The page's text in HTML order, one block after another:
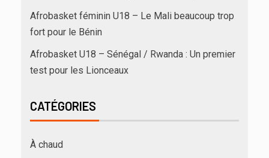
Afrobasket féminin U18 – Le Mali beaucoup trop
fort pour le Bénin
Afrobasket U18 – Sénégal / Rwanda : Un premier
test pour les Lionceaux
CATÉGORIES
À chaud